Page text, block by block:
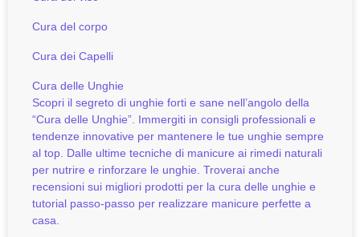
Cura del corpo
Cura dei Capelli
Cura delle Unghie
Scopri il segreto di unghie forti e sane nell’angolo della
“Cura delle Unghie”. Immergiti in consigli professionali e
tendenze innovative per mantenere le tue unghie sempre
al top. Dalle ultime tecniche di manicure ai rimedi naturali
per nutrire e rinforzare le unghie. Troverai anche
recensioni sui migliori prodotti per la cura delle unghie e
tutorial passo-passo per realizzare manicure perfette a
casa.